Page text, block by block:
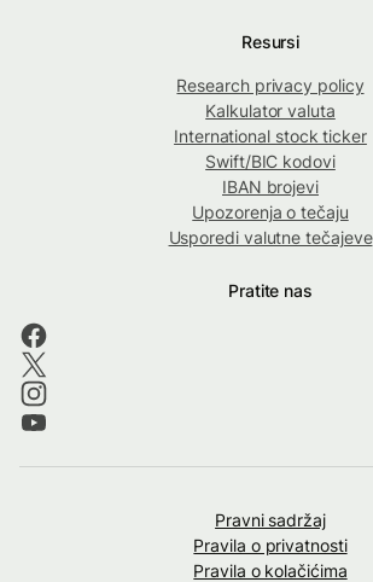
Resursi
Research privacy policy
Kalkulator valuta
International stock ticker
Swift/BIC kodovi
IBAN brojevi
Upozorenja o tečaju
Usporedi valutne tečajeve
Pratite nas
Pravni sadržaj
Pravila o privatnosti
Pravila o kolačićima